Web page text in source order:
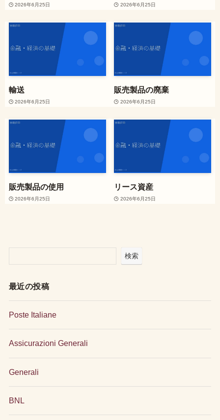
2026年6月25日 2026年6月25日
輸送
2026年6月25日
販売製品の廃棄
2026年6月25日
販売製品の使用
2026年6月25日
リース資産
2026年6月25日
検索
最近の投稿
Poste Italiane
Assicurazioni Generali
Generali
BNL